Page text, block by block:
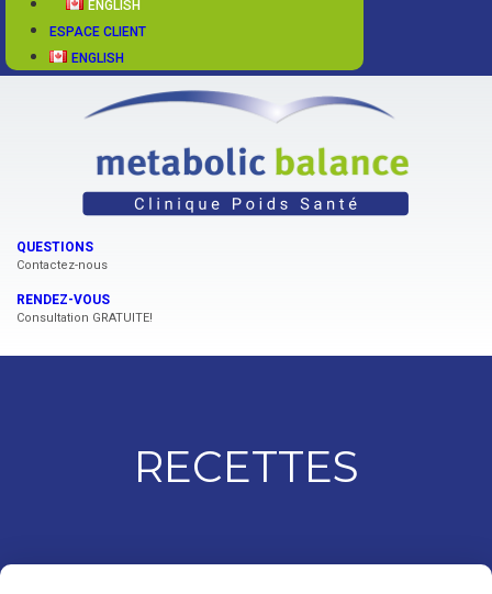
ENGLISH
ESPACE CLIENT
ENGLISH
QUESTIONS
Contactez-nous
RENDEZ-VOUS
Consultation GRATUITE!
RECETTES